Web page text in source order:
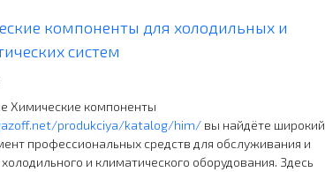
компоненты для холодильных и
систем
Химические компоненты
produkciya/katalog/him/вы найдёте широкий
профессиональных средств для обслуживания и
и климатического оборудования. Здесь